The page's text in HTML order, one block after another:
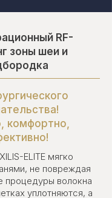
RF-
зоны шеи и
комфортно,
ELITE мягко
не повреждая
процедуры волокна
уплотняются, а